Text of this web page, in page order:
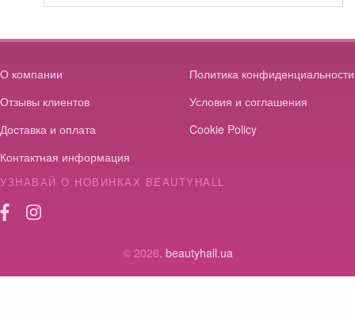
28,00 грн.
C.D.RICH
Wing
Blood
needle,
О компании
Отзывы клиентов
Доставка и оплата
Контактная информация
Политика конфиденциальности
Условия и соглашения
Cookie Policy
УЗНАВАЙ О НОВИНКАХ BEAUTYHALL
© 2026, beautyhall.ua